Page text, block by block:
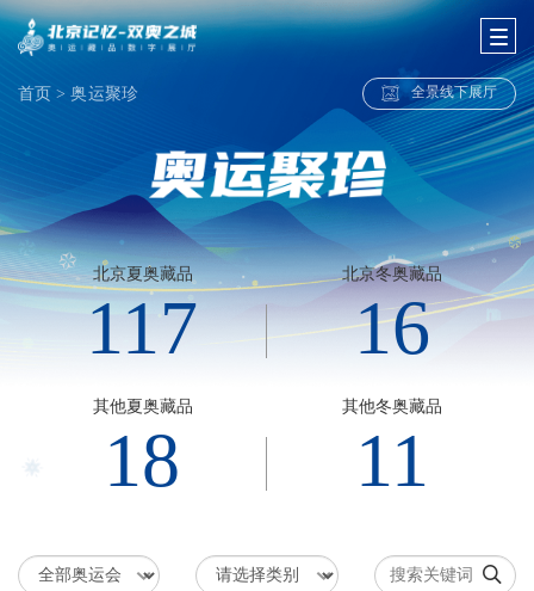
首页 > 奥运聚珍 全景线下展厅
北京夏奥藏品
117
北京冬奥藏品
16
其他夏奥藏品
18
其他冬奥藏品
11
